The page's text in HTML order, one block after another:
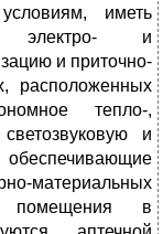
иметь
электро- и
и приточно-
расположенных
тепло-,
и
материальных
помещения в